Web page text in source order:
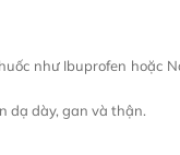
như Ibuprofen hoặc
dạ dày, gan và thận.